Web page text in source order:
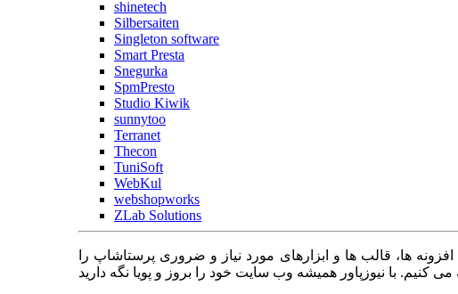
shinetech
Silbersaiten
Singleton software
Smart Presta
Snegurka
SpmPresto
Studio Kiwik
sunnytoo
Terranet
Thecon
TuniSoft
WebKul
webshopworks
ZLab Solutions
ها، قالب ها و ابزارهای مورد نیاز و ضروری پرستاشاپ را